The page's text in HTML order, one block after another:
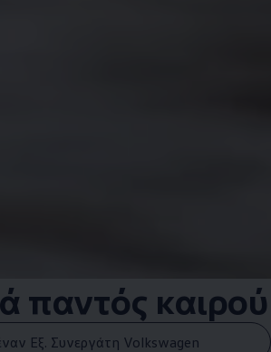
παντός καιρού
Εξ. Συνεργάτη Volkswagen